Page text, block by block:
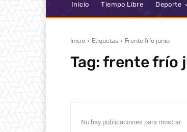
Inicio Tiempo Libre Deporte
Inicio Etiquetas Frente frío junio
Tag:frente frío
No hay publicaciones para mostrar